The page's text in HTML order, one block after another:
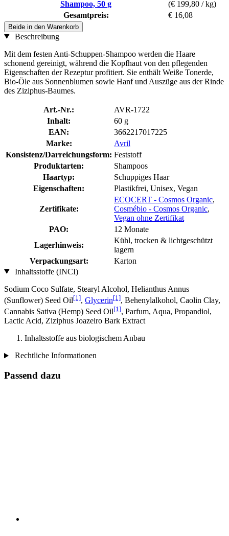
Shampoo, 50 g
(€ 199,80 / kg)
Gesamtpreis:
€ 16,08
Beide in den Warenkorb
Beschreibung
Mit dem festen Anti-Schuppen-Shampoo werden die Haare
schonend gereinigt, während die Kopfhaut von den pflegenden
Eigenschaften der Rezeptur profitiert. Sie enthält Weiße Tonerde,
Bio-Öle aus Sonnenblumen sowie Hanf und Auszüge aus der Rinde
des Ziziphus-Baumes.
Art.-Nr.:
AVR-1722
Inhalt:
60 g
EAN:
3662217017225
Marke:
Avril
Konsistenz/Darreichungsform: Feststoff
Produktarten:
Shampoos
Haartyp:
Schuppiges Haar
Eigenschaften:
Plastikfrei, Unisex, Vegan
Zertifikate:
ECOCERT - Cosmos Organic,
Cosmébio - Cosmos Organic,
Vegan ohne Zertifikat
PAO:
12 Monate
Lagerhinweis:
Kühl, trocken & lichtgeschützt
lagern
Verpackungsart:
Karton
Inhaltsstoffe (INCI)
Sodium Coco­ Sulfate, Stearyl Alcohol, Helianthus Annus
(Sunflower) Seed Oil[1], Glycerin[1], Behenylalkohol, Caolin Clay,
Cannabis Sativa (Hemp) Seed Oil[1], Parfum, Aqua, Propandiol,
Lactic Acid, Ziziphus Joazeiro Bark Extract
Inhaltsstoffe aus biologischem Anbau
Rechtliche Informationen
Passend dazu